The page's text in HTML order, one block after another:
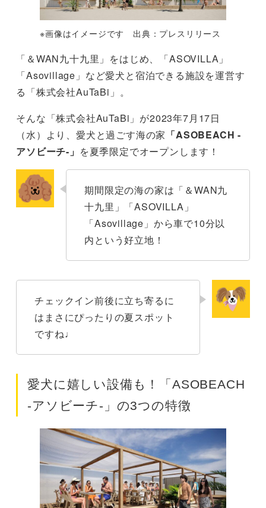
※画像はイメージです 出典：プレスリリース
「＆WAN九十九里」をはじめ、「ASOVILLA」
「Asovillage」など愛犬と宿泊できる施設を運営す
る「株式会社AuTaBi」。
そんな「株式会社AuTaBi」が2023年7月17日
（水）より、愛犬と過ごす海の家 「ASOBEACH -
アソビーチ-」 を夏季限定でオープンします！
期間限定の海の家は「＆WAN九
十九里」「ASOVILLA」
「Asovillage」から車で10分以
内という好立地！
チェックイン前後に立ち寄るに
はまさにぴったりの夏スポット
ですね♩
愛犬に嬉しい設備も！「ASOBEACH
-アソビーチ-」の3つの特徴